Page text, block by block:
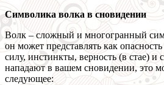
Символика волка в сновидении
Волк – сложный и многогранный
он может представлять как
силу, инстинкты, верность (в стае) и
нападают в вашем сновидении, это
следующее: